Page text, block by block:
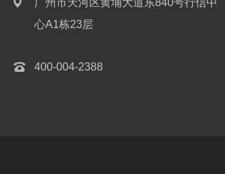
广州市天河区黄埔大道东840号行信中
心A1栋23层
400-004-2388